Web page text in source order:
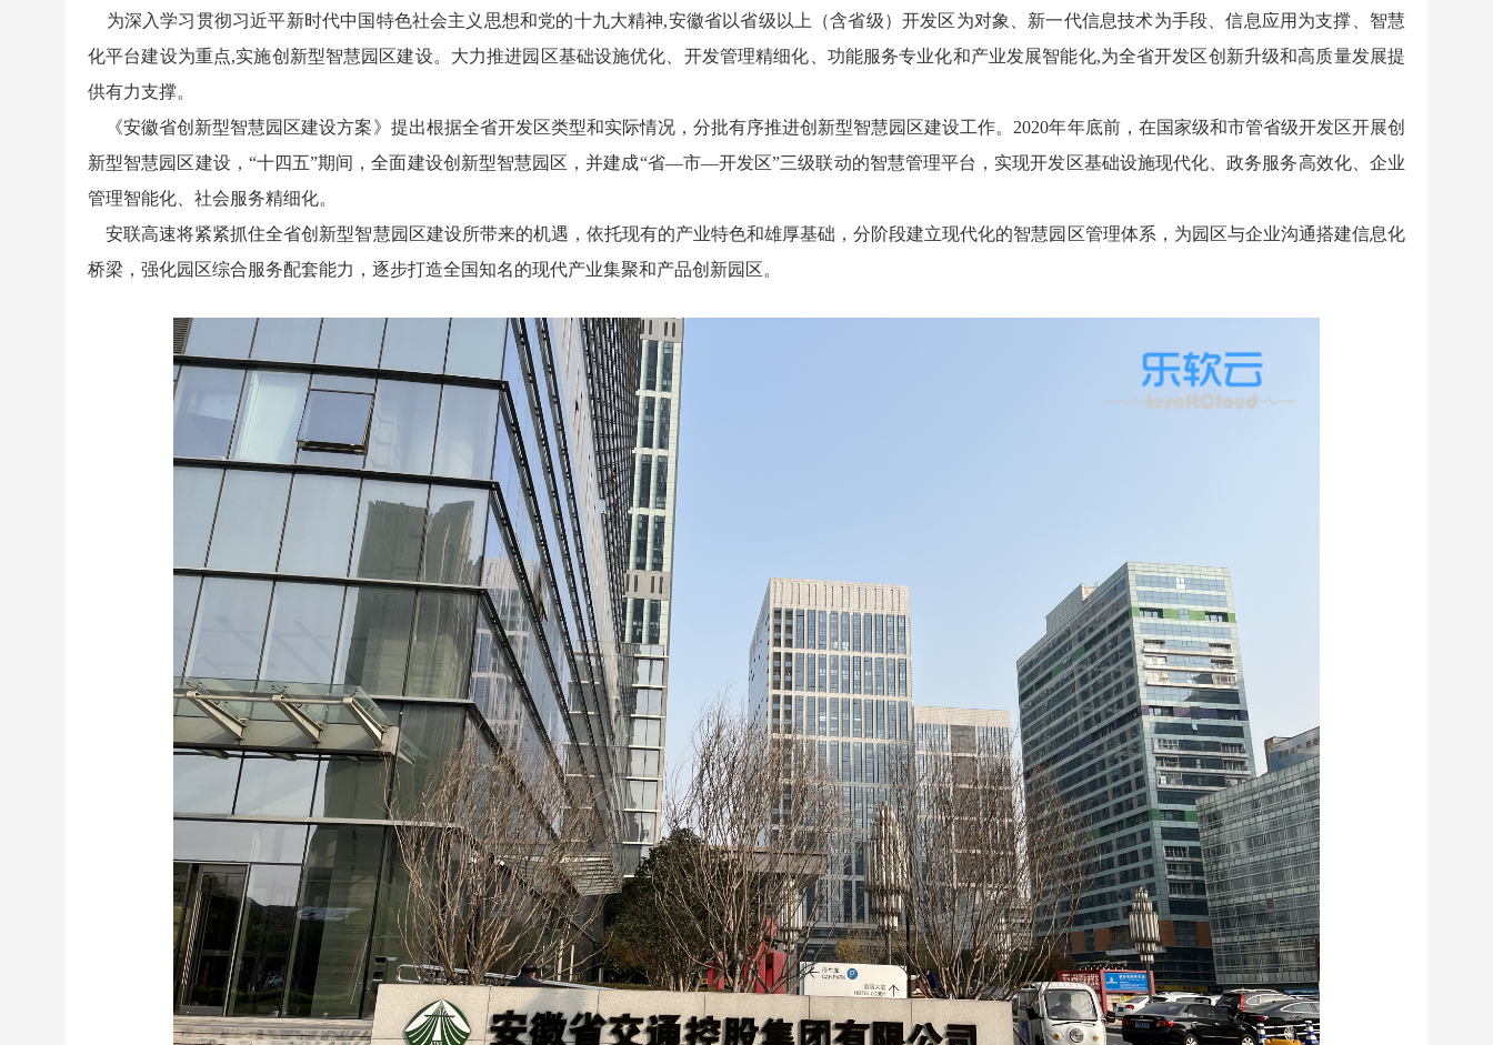
为深入学习贯彻习近平新时代中国特色社会主义思想和党的十九大精神,安徽省以省级以上（含省级）开发区为对象、新一代信息技术为手段、信息应用为支撑、智慧
化平台建设为重点,实施创新型智慧园区建设。大力推进园区基础设施优化、开发管理精细化、功能服务专业化和产业发展智能化,为全省开发区创新升级和高质量发展提
供有力支撑。
《安徽省创新型智慧园区建设方案》提出根据全省开发区类型和实际情况，分批有序推进创新型智慧园区建设工作。2020年年底前，在国家级和市管省级开发区开展创
新型智慧园区建设，“十四五”期间，全面建设创新型智慧园区，并建成“省—市—开发区”三级联动的智慧管理平台，实现开发区基础设施现代化、政务服务高效化、企业
管理智能化、社会服务精细化。
安联高速将紧紧抓住全省创新型智慧园区建设所带来的机遇，依托现有的产业特色和雄厚基础，分阶段建立现代化的智慧园区管理体系，为园区与企业沟通搭建信息化
桥梁，强化园区综合服务配套能力，逐步打造全国知名的现代产业集聚和产品创新园区。